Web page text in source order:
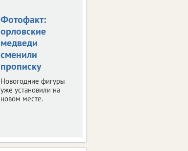
Фотофакт:
орловские
медведи
сменили
прописку
Новогодние фигуры
уже установили на
новом месте.